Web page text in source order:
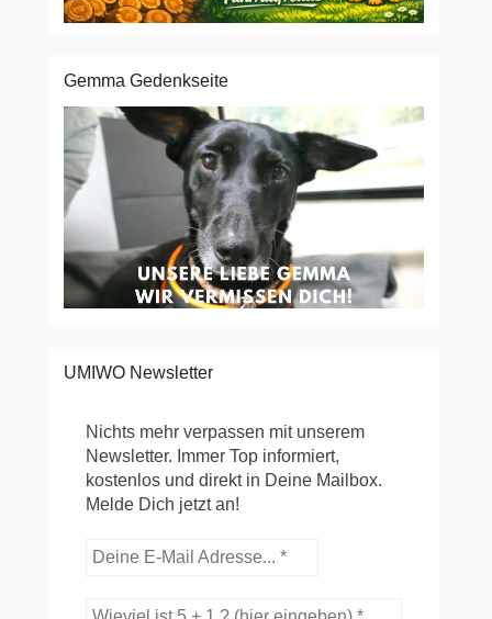
Gemma Gedenkseite
UMIWO Newsletter
Nichts mehr verpassen mit unserem
Newsletter. Immer Top informiert,
kostenlos und direkt in Deine Mailbox.
Melde Dich jetzt an!